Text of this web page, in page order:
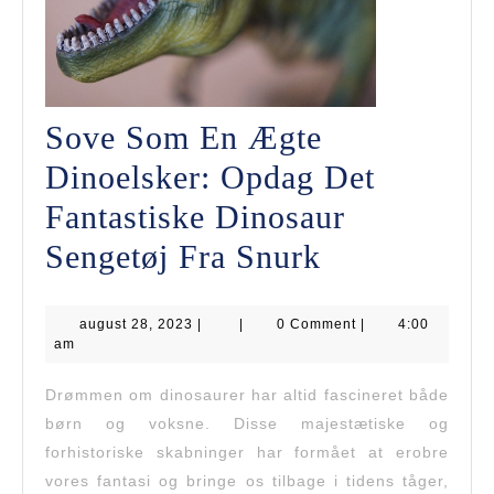
Sove Som En Ægte
Dinoelsker: Opdag Det
Fantastiske Dinosaur
Sengetøj Fra Snurk
En
Dinoelsker:
Opdag
august 28, 2023 august
0 Comment
4:00
am
Drømmen om dinosaurer har altid fascineret både
børn og voksne. Disse majestætiske og
forhistoriske skabninger har formået at erobre
vores fantasi og bringe os tilbage i tidens tåger,